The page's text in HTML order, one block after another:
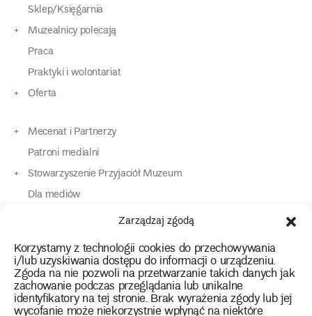
Zarządzaj zgodą
Korzystamy z technologii cookies do przechowywania
i/lub uzyskiwania dostępu do informacji o urządzeniu.
Zgoda na nie pozwoli na przetwarzanie takich danych jak
zachowanie podczas przeglądania lub unikalne
identyfikatory na tej stronie. Brak wyrażenia zgody lub jej
wycofanie może niekorzystnie wpłynąć na niektóre
Sklep/Księgarnia
Muzealnicy polecają
Praca
Praktyki i wolontariat
Oferta
Mecenat i Partnerzy
Patroni medialni
Stowarzyszenie Przyjaciół Muzeum
Dla mediów
Dla osób o specjalnych potrzebach
Kontakt
instagram
twitterfacebookyoutube
tiktok